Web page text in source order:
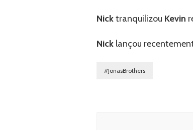
Nicktranquilizou Kevin
Nick lançou
#JonasBrothers